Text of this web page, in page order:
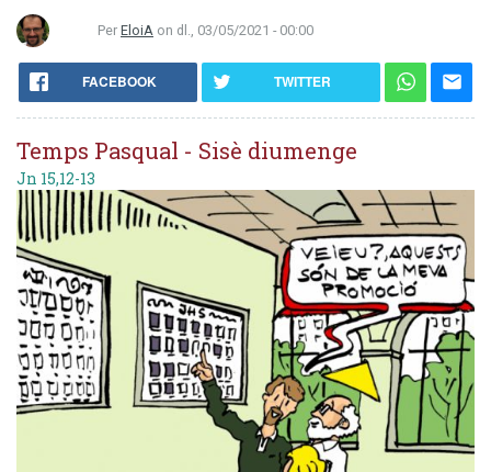
Per EloiA on dl., 03/05/2021 - 00:00
FACEBOOK TWITTER
Temps Pasqual - Sisè diumenge
Jn 15,12-13